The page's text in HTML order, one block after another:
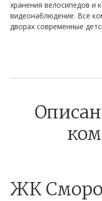
хранения велосипедов и
видеонаблюдение. Все
дворах современные
ЖК